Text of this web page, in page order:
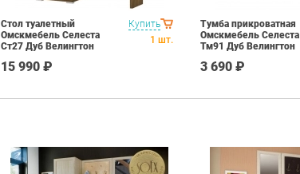
Купить
Стол туалетный
Омскмебель Селеста
Ст27 Дуб Велингтон
15 990 ₽
1 шт.
Тумба прикроватная
Омскмебель Селеста
Тм91 Дуб Велингтон
3 690 ₽